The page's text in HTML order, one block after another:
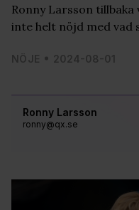
Ronny Larsson
ronny@qx.se
Ronny Larsson
inte helt nöjd med vad
NÖJE 2024-08-01